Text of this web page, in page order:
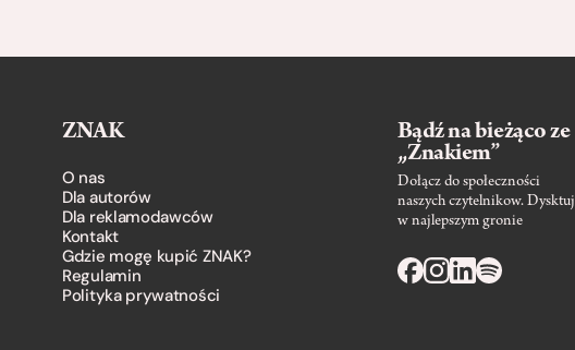
ZNAK
O nas
Dla autorów
Dla reklamodawców
Kontakt
Gdzie mogę kupić ZNAK?
Regulamin
Polityka prywatności
Bądź na bieżąco ze
„Znakiem”
Dołącz do społeczności
naszych czytelnikow. Dysktuj
w najlepszym gronie